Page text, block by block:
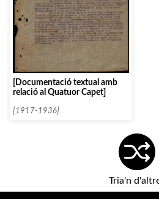
[Documentació textual amb
relació al Quatuor Capet]
[1917-1936]
Tria'n